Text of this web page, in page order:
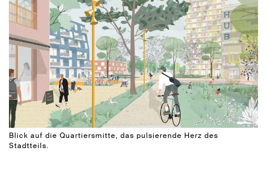
Blick auf die Quartiersmitte, das pulsierende Herz des
Stadtteils.